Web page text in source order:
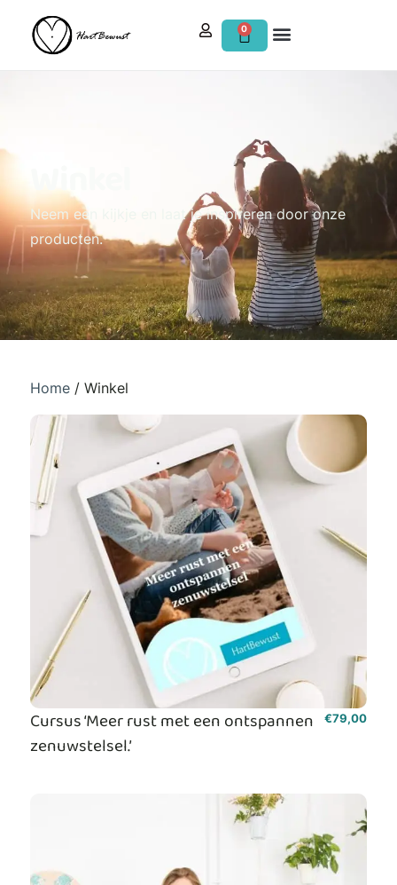
0
Winkel
Neem een kijkje en laat je inspireren door onze
producten.
Home/ Winkel
Cursus ‘Meer rust met een ontspannen
zenuwstelsel.’
€79,00